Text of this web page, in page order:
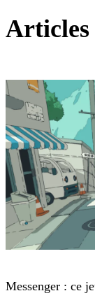
Articles
Messenger : ce